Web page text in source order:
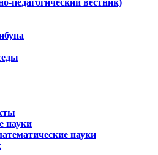
педагогический вестник)
науки
науки